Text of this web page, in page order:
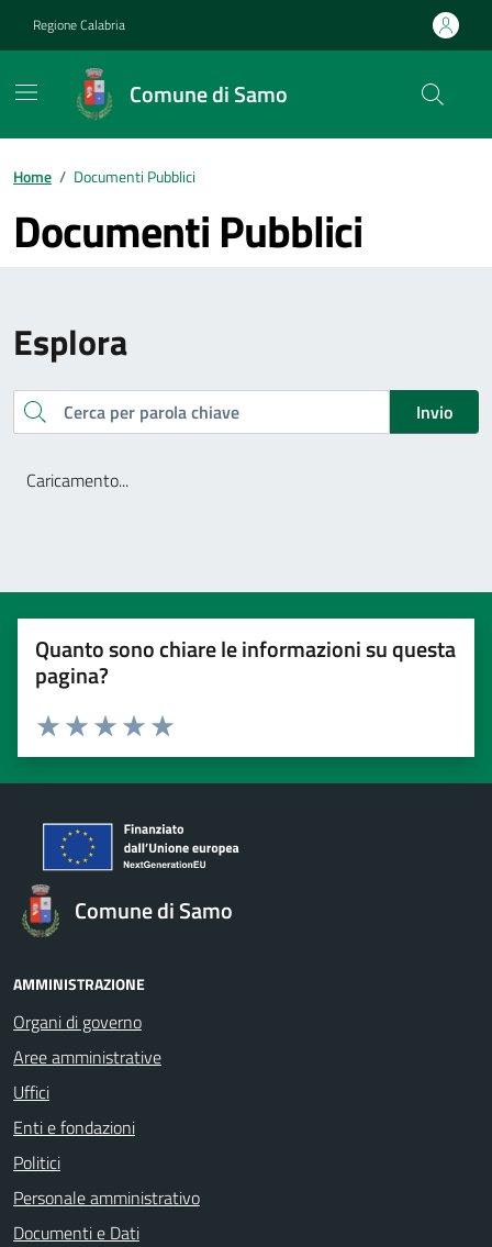
Regione Calabria
Comune di Samo
Home / Documenti Pubblici
Documenti Pubblici
Esplora
Cerca Invio
Caricamento...
Quanto sono chiare le informazioni su questa
pagina?
Valuta 5 stelle su 5
Valuta 4 stelle su 5
Valuta 3 stelle su 5
Valuta 2 stelle su 5
Valuta 1 stelle su 5
Comune di Samo
AMMINISTRAZIONE
Organi di governo
Aree amministrative
Uffici
Enti e fondazioni
Politici
Personale amministrativo
Documenti e Dati